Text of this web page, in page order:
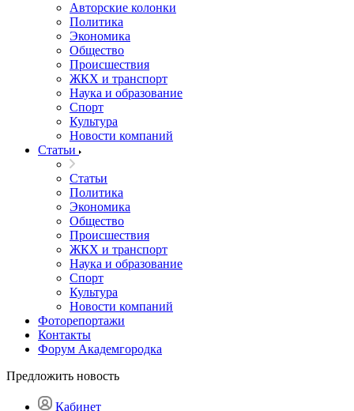
Авторские колонки
Политика
Экономика
Общество
Происшествия
ЖКХ и транспорт
Наука и образование
Спорт
Культура
Новости компаний
Статьи
Статьи
Политика
Экономика
Общество
Происшествия
ЖКХ и транспорт
Наука и образование
Спорт
Культура
Новости компаний
Фоторепортажи
Контакты
Форум Академгородка
Предложить новость
Кабинет